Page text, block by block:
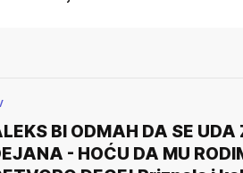
BI ODMAH DA SE UDA
- HOĆU DA MU